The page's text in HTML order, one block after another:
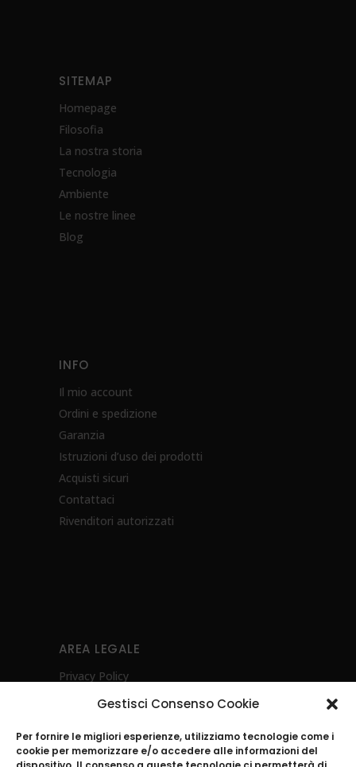
Gestisci Consenso Cookie
Per fornire le migliori esperienze, utilizziamo tecnologie come i
cookie per memorizzare e/o accedere alle informazioni del
SITEMAP
Homepage
Filosofia
La nostra storia
Tecnologia
Ambiente
Le nostre linee
Blog
INFO
Il mio account
Ordini e spedizione
Garanzia
Istruzioni d’uso dei prodotti
Acquisti sicuri
Contattaci
Rivenditori autorizzati
AREA LEGALE
Privacy Policy
Cookie Policy (UE)
Whistleblowing
Investimenti Sostenibili 4.0